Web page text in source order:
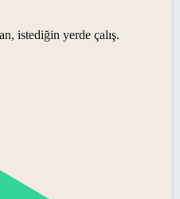
istediğin yerde çalış.